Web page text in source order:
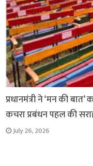
प्रधानमंत्री ने ‘मन की
कचरा प्रबंधन पहल की
July 26, 2026